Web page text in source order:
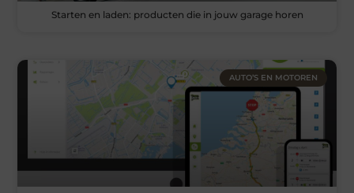
Starten en laden: producten die in jouw garage horen
AUTO’S EN MOTOREN